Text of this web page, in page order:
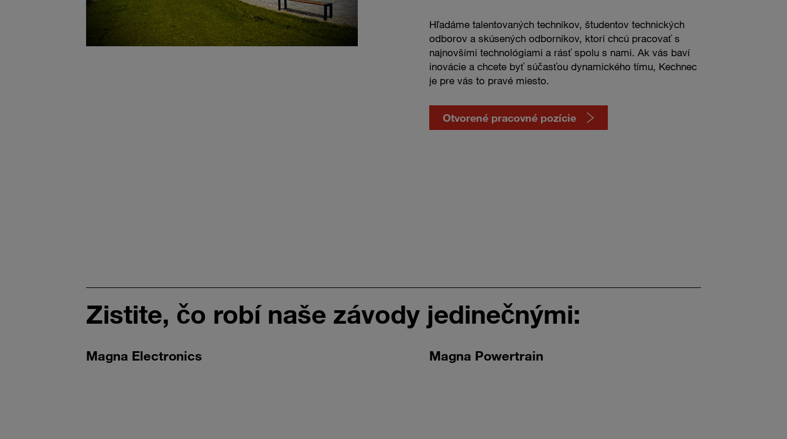
Hľadáme talentovaných technikov, študentov technických
odborov a skúsených odborníkov, ktorí chcú pracovať s
najnovšími technológiami a rásť spolu s nami. Ak vás baví
inovácie a chcete byť súčasťou dynamického tímu, Kechnec
je pre vás to pravé miesto.
Otvorené pracovné pozície
Zistite, čo robí naše závody jedinečnými:
Magna Electronics Magna Powertrain